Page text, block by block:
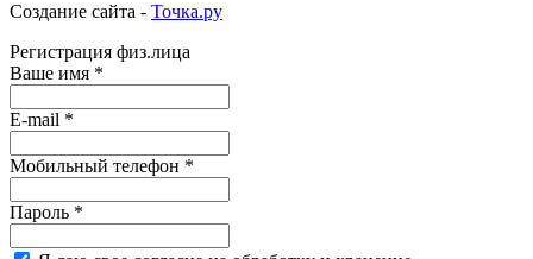
Создание сайта - Точка.ру
Регистрация физ.лица
Ваше имя *
E-mail *
Мобильный телефон *
Пароль *